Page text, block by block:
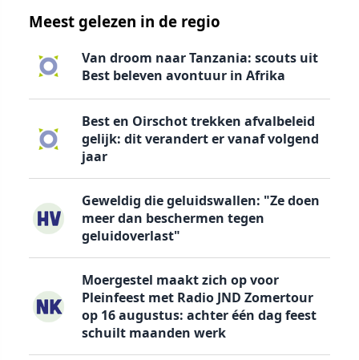
Meest gelezen in de regio
Van droom naar Tanzania: scouts uit
Best beleven avontuur in Afrika
Best en Oirschot trekken afvalbeleid
gelijk: dit verandert er vanaf volgend
jaar
Geweldig die geluidswallen: "Ze doen
meer dan beschermen tegen
geluidoverlast"
Moergestel maakt zich op voor
Pleinfeest met Radio JND Zomertour
op 16 augustus: achter één dag feest
schuilt maanden werk